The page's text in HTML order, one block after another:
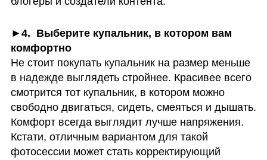
►4.  Выберите купальник, в котором вам
комфортно
Не стоит покупать купальник на размер меньше
в надежде выглядеть стройнее. Красивее всего
смотрится тот купальник, в котором можно
свободно двигаться, сидеть, смеяться и дышать.
Комфорт всегда выглядит лучше напряжения.
Кстати, отличным вариантом для такой
фотосессии может стать корректирующий